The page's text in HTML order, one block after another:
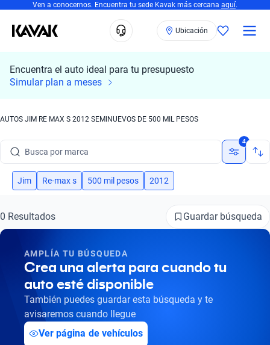
Ven a conocernos. Encuentra tu sede Kavak más cercana aquí.
Ubicación
Encuentra el auto ideal para tu presupuesto
Simular plan a meses
AUTOS JIM RE MAX S 2012 SEMINUEVOS DE 500 MIL PESOS
Busca por modelo
Busca por marca
Busca por modelo
Busca por año
4
Jim Re-max s 500 mil pesos 2012
0 Resultados Guardar búsqueda
AMPLÍA TU BÚSQUEDA
Crea una alerta para cuando tu
auto esté disponible
También puedes guardar esta búsqueda y te
avisaremos cuando llegue
Ver página de vehículos